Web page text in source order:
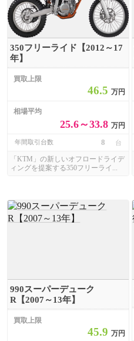
350フリーライド【2012～17
年】
買取上限
46.5 万円
相場平均
25.6～33.8 万円
年間取引台数 8 台
「KTM」の新しいオフロードライデ
ィングを提案する350フリーライ...
990スーパーデューク
R【2007～13年】
買取上限
45.9 万円